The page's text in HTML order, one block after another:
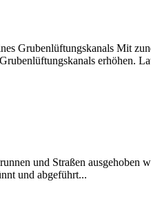
Grubenlüftungskanals Mit
erhöhen.
und Straßen ausgehoben
und abgeführt...